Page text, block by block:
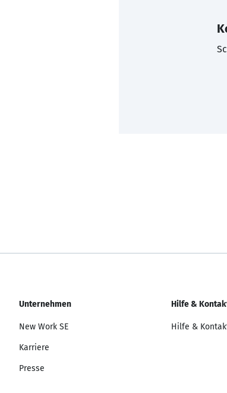
Unternehmen
New Work SE
Karriere
Presse
Hilfe &
Hilfe &